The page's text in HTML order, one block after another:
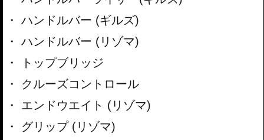
ハンドルバー (ギルズ)
ハンドルバー (リゾマ)
トップブリッジ
クルーズコントロール
エンドウエイト (リゾマ)
グリップ (リゾマ)